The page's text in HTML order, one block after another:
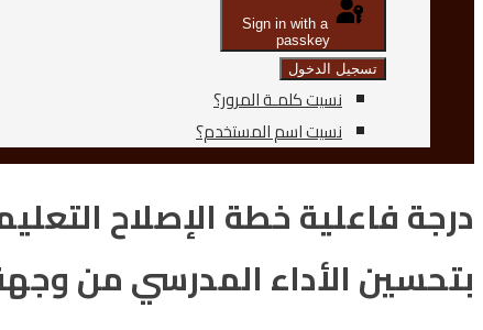
Sign in with a
passkey
تسجيل الدخول
نسيت كلمـة المرور؟
نسيت اسم المستخدم؟
درجة فاعلية خطة الإصلاح
بتحسين الأداء المدرسي من